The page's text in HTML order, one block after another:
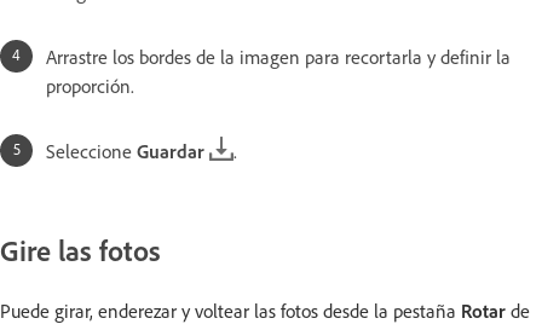
Arrastre los bordes de la imagen para recortarla y definir la
proporción.
Seleccione Guardar .
Gire las fotos
Puede girar, enderezar y voltear las fotos desde la pestaña Rotar de